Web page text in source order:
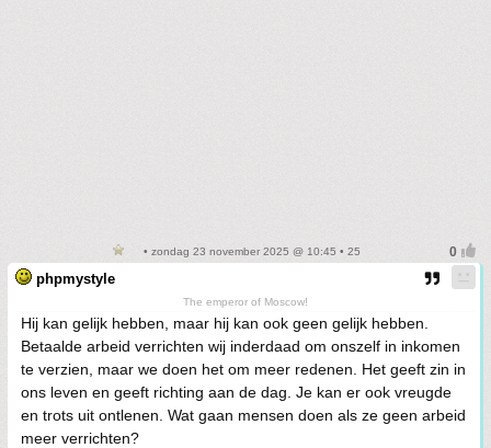
• zondag 23 november 2025 @ 10:45 • 25
phpmystyle
The emperor of Moscow!
Hij kan gelijk hebben, maar hij kan ook geen gelijk hebben.
Betaalde arbeid verrichten wij inderdaad om onszelf in inkomen
te verzien, maar we doen het om meer redenen. Het geeft zin in
ons leven en geeft richting aan de dag. Je kan er ook vreugde
en trots uit ontlenen. Wat gaan mensen doen als ze geen arbeid
meer verrichten?